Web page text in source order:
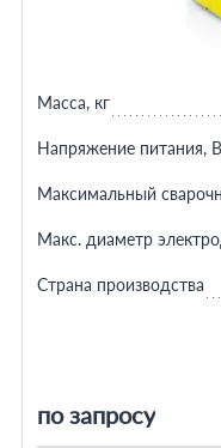
по запросу
Масса, кг
Напряжение питания, В
Максимальный
Макс. диаметр
Страна производства